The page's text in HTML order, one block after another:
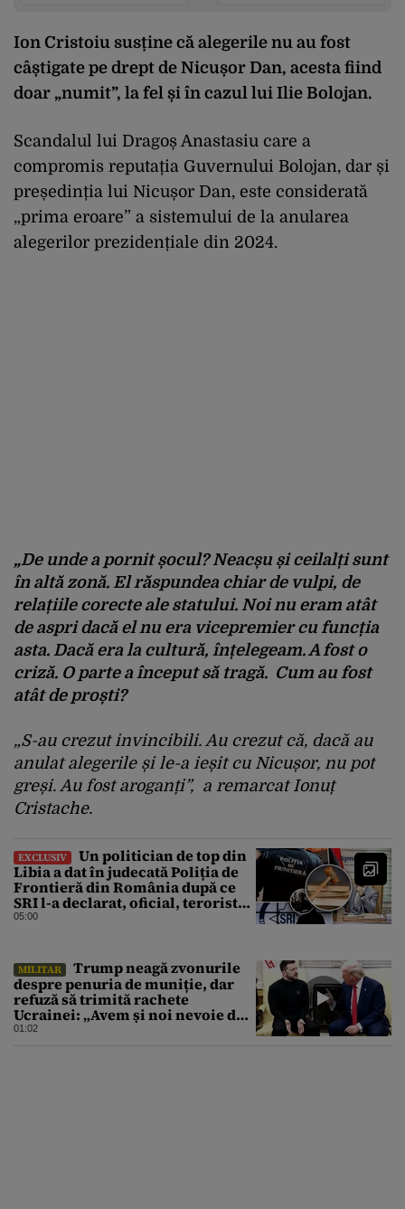
Ion Cristoiu susține că alegerile nu au fost
câștigate pe drept de Nicușor Dan, acesta fiind
doar „numit”, la fel și în cazul lui Ilie Bolojan.
Scandalul lui Dragoș Anastasiu care a
compromis reputația Guvernului Bolojan, dar și
președinția lui Nicușor Dan, este considerată
„prima eroare” a sistemului de la anularea
alegerilor prezidențiale din 2024.
„De unde a pornit șocul? Neacșu și ceilalți sunt
în altă zonă. El răspundea chiar de vulpi, de
relațiile corecte ale statului. Noi nu eram atât
de aspri dacă el nu era vicepremier cu funcția
asta. Dacă era la cultură, înțelegeam. A fost o
criză. O parte a început să tragă. Cum au fost
atât de proști?
„S-au crezut invincibili. Au crezut că, dacă au
anulat alegerile și le-a ieșit cu Nicușor, nu pot
greși. Au fost aroganți”, a remarcat Ionuț
Cristache.
EXCLUSIV
Un politician de top din
Libia a dat în judecată Poliția de
Frontieră din România după ce
SRI l-a declarat, oficial, terorist
ISIS
05:00
MILITAR
Trump neagă zvonurile
despre penuria de muniție, dar
refuză să trimită rachete
Ucrainei: „Avem și noi nevoie de
rachete”
01:02